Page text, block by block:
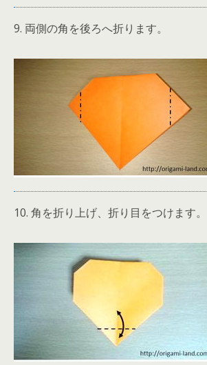
9. 両側の角を後ろへ折ります。
10. 角を折り上げ、折り目をつけます。